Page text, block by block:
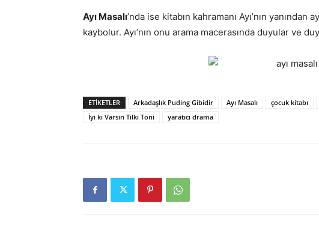
Ayı Masalı’nda ise kitabın kahramanı Ayı’nın yanından
kaybolur. Ayı’nın onu arama macerasında duyular ve
ETIKETLER Arkadaşlık Puding Gibidir Ayı Masalı çocuk kitabı
İyi ki Varsın Tilki Toni
yaratıcı drama